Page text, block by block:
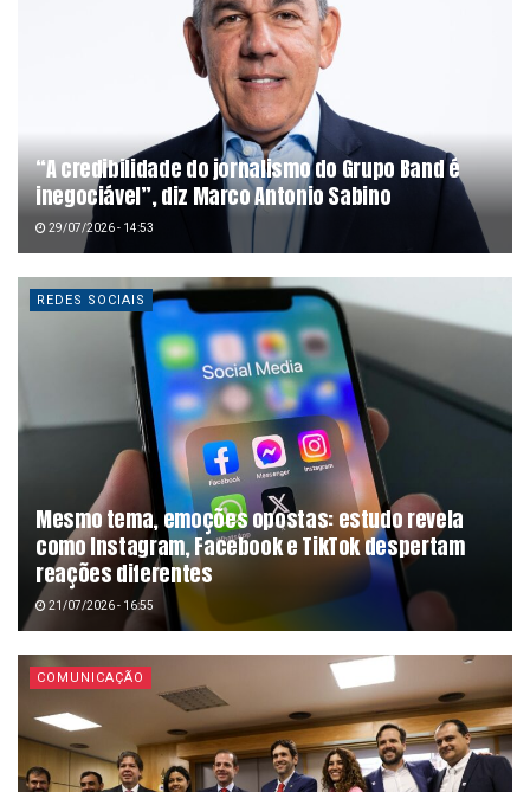
“A credibilidade do jornalismo do Grupo Band é
inegociável”, diz Marco Antonio Sabino
29/07/2026 - 14:53
REDES SOCIAIS
Mesmo tema, emoções opostas: estudo revela
como Instagram, Facebook e TikTok despertam
reações diferentes
21/07/2026 - 16:55
COMUNICAÇÃO